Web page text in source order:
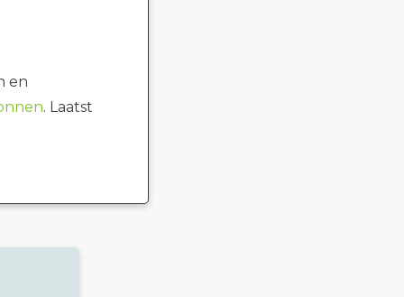
en
. Laatst